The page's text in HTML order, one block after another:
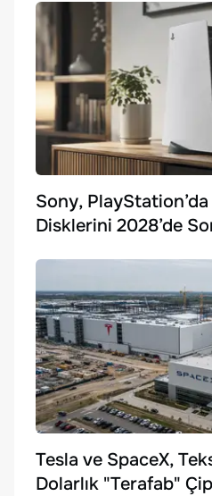
Sony,
Disklerini 2028’de
Tesla ve SpaceX,
Dolarlık "Terafab"